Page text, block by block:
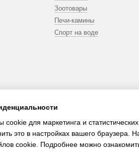
Зоотовары
Печи-камины
Спорт на воде
cookie для маркетинга и
это в настройках вашего браузера.
cookie. Подробнее можно